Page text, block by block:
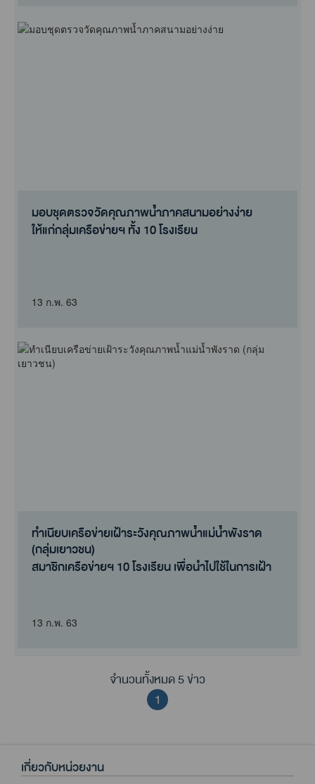
มอบชุดตรวจวัดคุณภาพน้ำภาคสนามอย่างง่าย
ให้แก่กลุ่มเครือข่ายฯ ทั้ง 10 โรงเรียน
13 ก.พ. 63
ทำเนียบเครือข่ายเฝ้าระวังคุณภาพน้ำแม่น้ำพังราด
(กลุ่มเยาวชน)
สมาชิกเครือข่ายฯ 10 โรงเรียน เพื่อนำไปใช้ในการเฝ้า
13 ก.พ. 63
จำนวนทั้งหมด 5 ข่าว
1
เกี่ยวกับหน่วยงาน